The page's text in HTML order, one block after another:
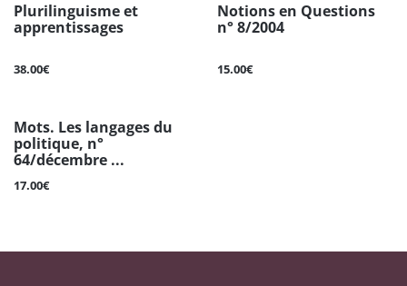
Plurilinguisme et
apprentissages
38.00€
Notions en Questions
n° 8/2004
15.00€
Mots. Les langages du
politique, n°
64/décembre ...
17.00€